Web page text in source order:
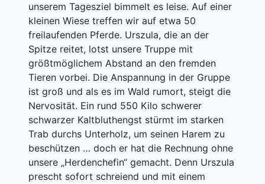
unserem Tagesziel bimmelt es leise. Auf einer
kleinen Wiese treffen wir auf etwa 50
freilaufenden Pferde. Urszula, die an der
Spitze reitet, lotst unsere Truppe mit
größtmöglichem Abstand an den fremden
Tieren vorbei. Die Anspannung in der Gruppe
ist groß und als es im Wald rumort, steigt die
Nervosität. Ein rund 550 Kilo schwerer
schwarzer Kaltbluthengst stürmt im starken
Trab durchs Unterholz, um seinen Harem zu
beschützen … doch er hat die Rechnung ohne
unsere „Herdenchefin“ gemacht. Denn Urszula
prescht sofort schreiend und mit einem